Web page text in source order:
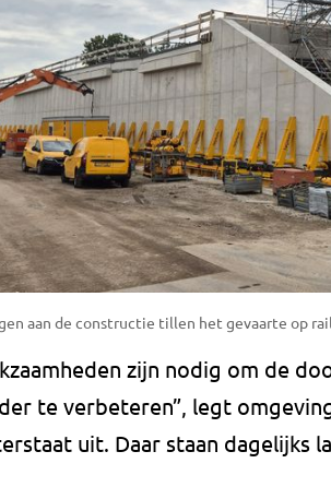
aan de constructie tillen het gevaarte op
zijn nodig om de
te verbeteren”, legt
uit. Daar staan dagelijks